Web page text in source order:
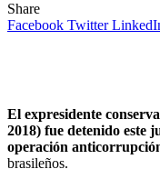
Share
Facebook Twitter
El expresidente
2018) fue detenido este
operación
brasileños.